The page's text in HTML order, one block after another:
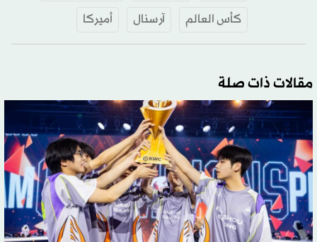
كأس العالم
آرسنال أميركا
مقالات ذات صلة